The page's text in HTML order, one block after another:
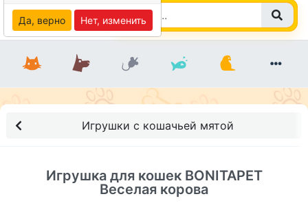
Игрушки с кошачьей мятой
Игрушка для кошек BONITAPET
Веселая корова
Да, верно Нет, изменить